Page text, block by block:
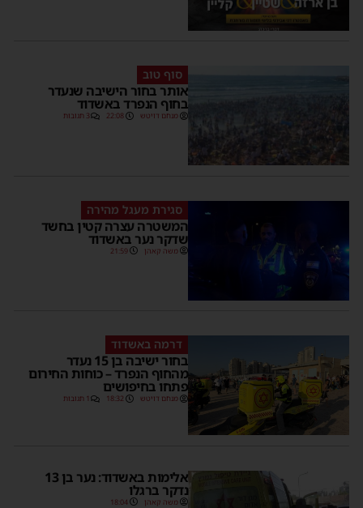
סוף טוב
אותר בחור הישיבה שנעדר
בחוף הנפרד באשדוד
מנחם דויטש 22:08 3 תגובות
סגירת מעגל מהירה
המשטרה עצרה קטין בחשד
שדקר נער באשדוד
משה קאהן 21:59
דרמה באשדוד
בחור ישיבה בן 15 נעדר
מהחוף הנפרד – כוחות החירום
פתחו בחיפושים
מנחם דויטש 18:32 1 תגובות
אלימות באשדוד: נער בן 13
נדקר ברגלו
משה קאהן 18:04